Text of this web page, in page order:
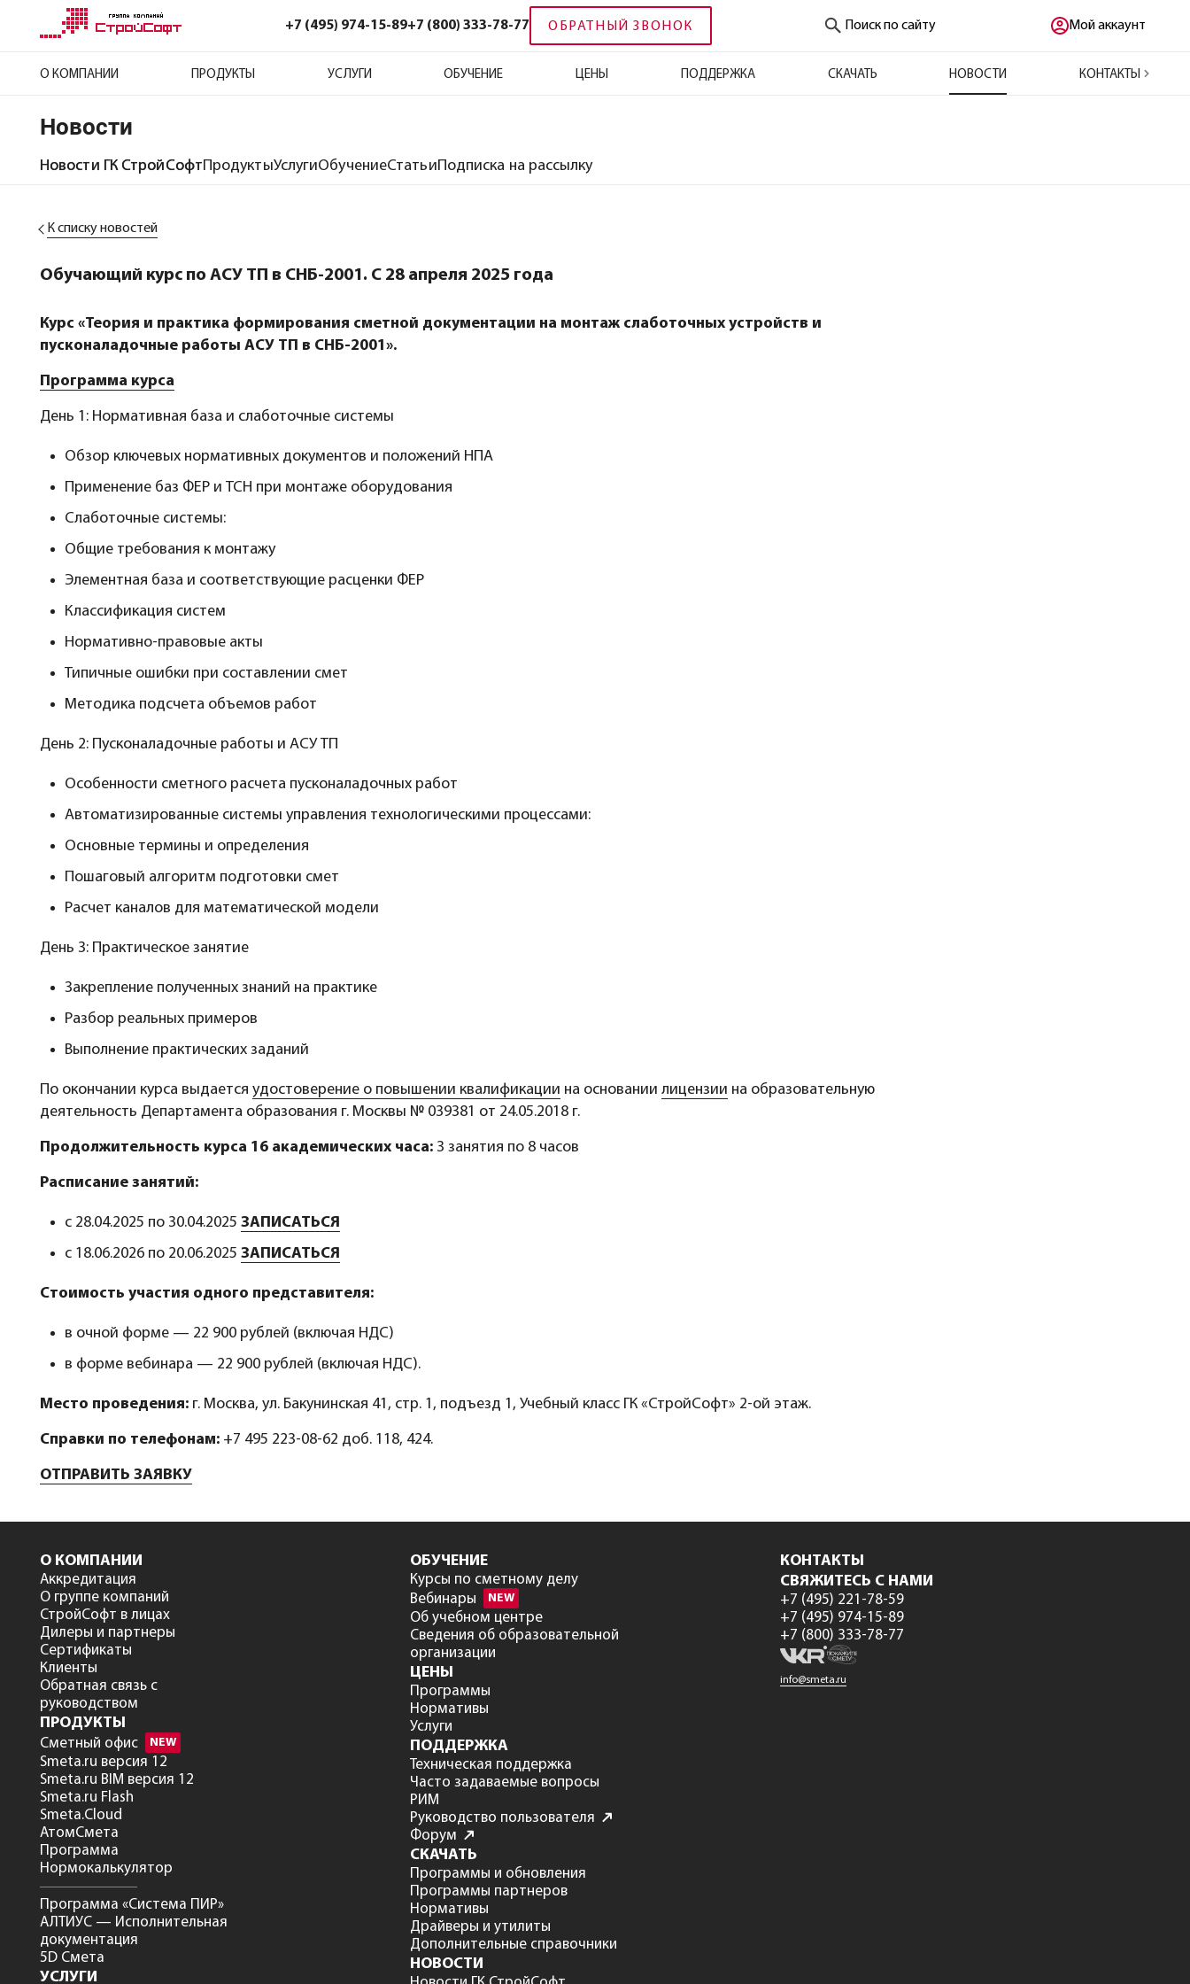
+7 (495) 974-15-89+7 (800) 333-78-77 ОБРАТНЫЙ ЗВОНОК Поиск по сайту Мой аккаунт
О КОМПАНИИ ПРОДУКТЫ УСЛУГИ ОБУЧЕНИЕ ЦЕНЫ ПОДДЕРЖКА СКАЧАТЬ НОВОСТИ КОНТАКТЫ
Новости
Новости ГК СтройСофтПродуктыУслугиОбучениеСтатьиПодписка на рассылку
К списку новостей
Обучающий курс по АСУ ТП в СНБ-2001. С 28 апреля 2025 года
Курс «Теория и практика формирования сметной документации на монтаж слаботочных устройств и
пусконаладочные работы АСУ ТП в СНБ-2001».
Программа курса
День 1: Нормативная база и слаботочные системы
Обзор ключевых нормативных документов и положений НПА
Применение баз ФЕР и ТСН при монтаже оборудования
Слаботочные системы:
Общие требования к монтажу
Элементная база и соответствующие расценки ФЕР
Классификация систем
Нормативно-правовые акты
Типичные ошибки при составлении смет
Методика подсчета объемов работ
День 2: Пусконаладочные работы и АСУ ТП
Особенности сметного расчета пусконаладочных работ
Автоматизированные системы управления технологическими процессами:
Основные термины и определения
Пошаговый алгоритм подготовки смет
Расчет каналов для математической модели
День 3: Практическое занятие
Закрепление полученных знаний на практике
Разбор реальных примеров
Выполнение практических заданий
По окончании курса выдается удостоверение о повышении квалификации на основании лицензии на образовательную
деятельность Департамента образования г. Москвы № 039381 от 24.05.2018 г.
Продолжительность курса 16 академических часа: 3 занятия по 8 часов
Расписание занятий:
с 28.04.2025 по 30.04.2025 ЗАПИСАТЬСЯ
с 18.06.2026 по 20.06.2025 ЗАПИСАТЬСЯ
Стоимость участия одного представителя:
в очной форме — 22 900 рублей (включая НДС)
в форме вебинара — 22 900 рублей (включая НДС).
Место проведения: г. Москва, ул. Бакунинская 41, стр. 1, подъезд 1, Учебный класс ГК «СтройСофт» 2-ой этаж.
Справки по телефонам: +7 495 223-08-62 доб. 118, 424.
ОТПРАВИТЬ ЗАЯВКУ
О КОМПАНИИ
Аккредитация
О группе компаний
СтройСофт в лицах
Дилеры и партнеры
Сертификаты
Клиенты
Обратная связь с
руководством
ПРОДУКТЫ
Сметный офис NEW
Smeta.ru версия 12
Smeta.ru BIM версия 12
Smeta.ru Flash
Smeta.Cloud
АтомСмета
Программа
Нормокалькулятор
Программа «Система ПИР»
АЛТИУС — Исполнительная
документация
5D Смета
УСЛУГИ
ОБУЧЕНИЕ
Курсы по сметному делу
Вебинары
NEW
Об учебном центре
Сведения об образовательной
организации
ЦЕНЫ
Программы
Нормативы
Услуги
ПОДДЕРЖКА
Техническая поддержка
Часто задаваемые вопросы
РИМ
Руководство пользователя
Форум
СКАЧАТЬ
Программы и обновления
Программы партнеров
Нормативы
Драйверы и утилиты
Дополнительные справочники
НОВОСТИ
КОНТАКТЫ
СВЯЖИТЕСЬ С НАМИ
+7 (495) 221-78-59
+7 (495) 974-15-89
+7 (800) 333-78-77
info@smeta.ru